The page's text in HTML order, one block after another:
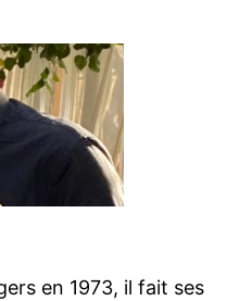
en 1973, il fait ses